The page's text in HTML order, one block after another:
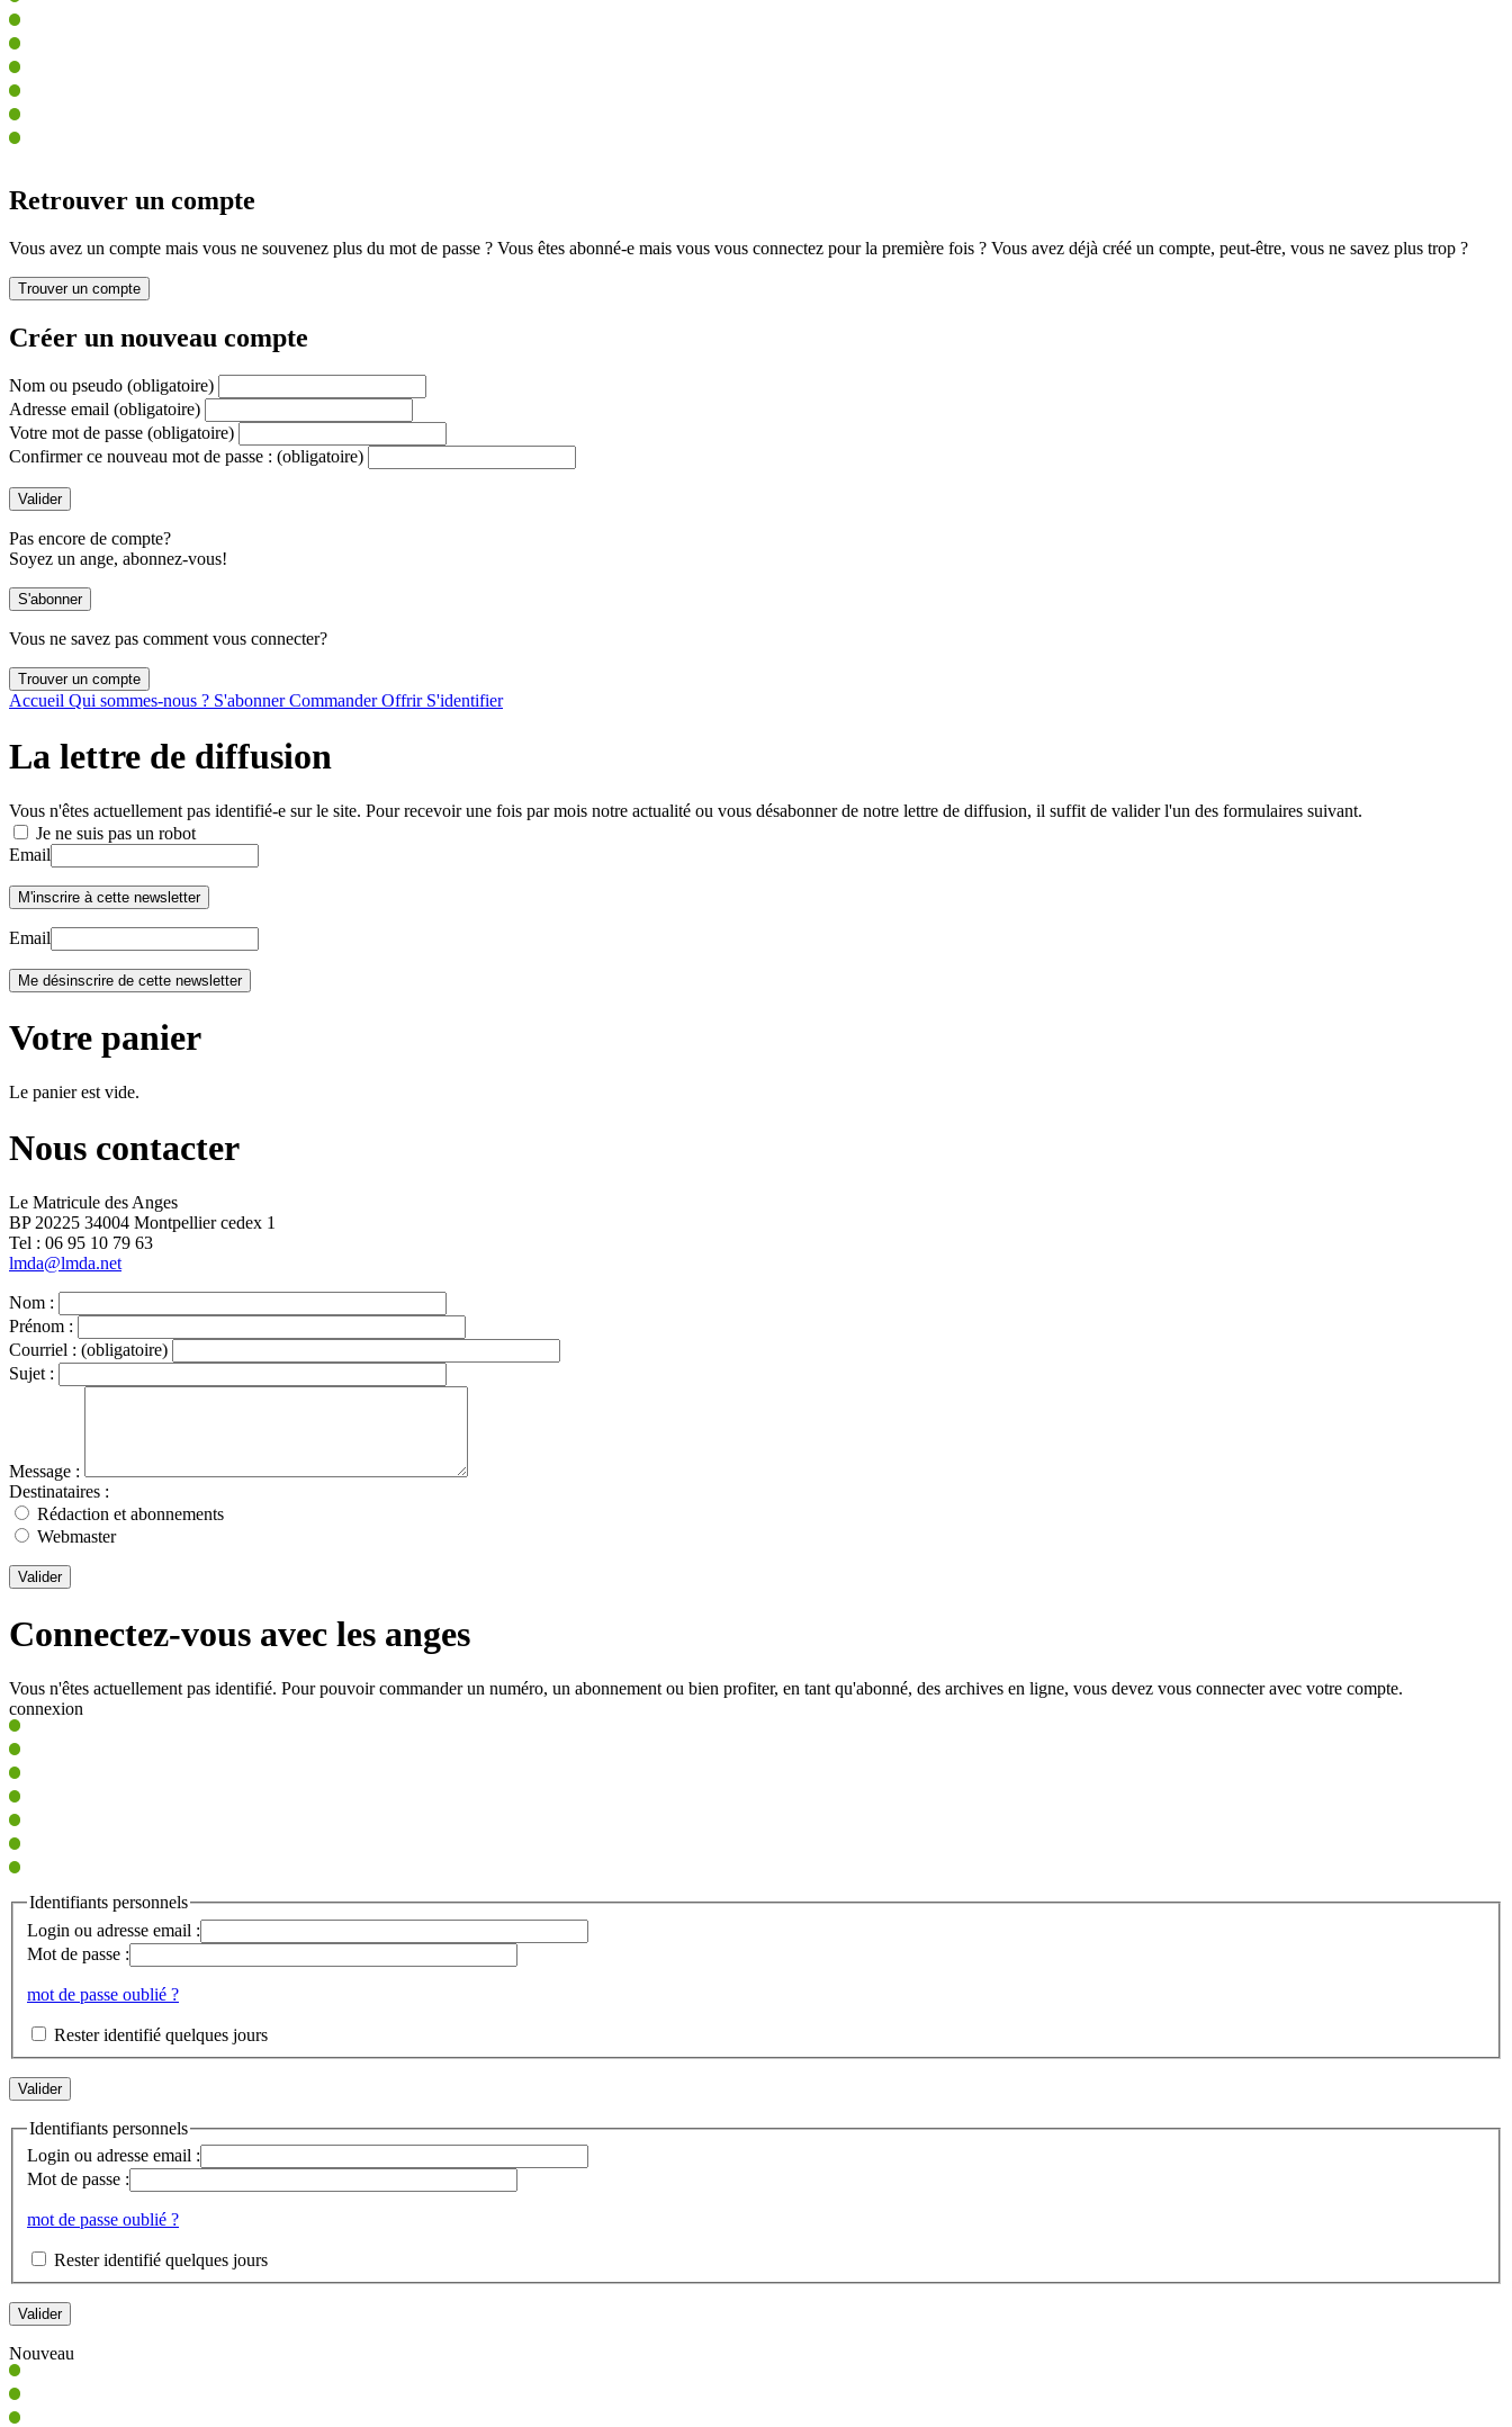
Retrouver un compte
Vous avez un compte mais vous ne souvenez plus du mot de passe ? Vous êtes abonné-e mais vous vous connectez pour la première fois ? Vous avez déjà créé un compte, peut-être, vous ne savez plus trop ?
Créer un nouveau compte
Nom ou pseudo (obligatoire)
Adresse email (obligatoire)
Votre mot de passe (obligatoire)
Confirmer ce nouveau mot de passe : (obligatoire)
Pas encore de compte?
Soyez un ange, abonnez-vous!
Vous ne savez pas comment vous connecter?
Accueil Qui sommes-nous ? S'abonnerCommanderOffrir S'identifier
La lettre de diffusion
Vous n'êtes actuellement pas identifié-e sur le site. Pour recevoir une fois par mois notre actualité ou vous désabonner de notre lettre de diffusion, il suffit de valider l'un des formulaires suivant.
Je ne suis pas un robot
Email
Email
Votre panier
Le panier est vide.
Nous contacter
Le Matricule des Anges
BP 20225 34004 Montpellier cedex 1
Tel : ‭06 95 10 79 63
lmda@lmda.net
Nom :
Prénom :
Courriel : (obligatoire)
Sujet :
Message :
Destinataires :
Rédaction et abonnements
Webmaster
Valider
Connectez-vous avec les anges
Vous n'êtes actuellement pas identifié. Pour pouvoir commander un numéro, un abonnement ou bien profiter, en tant qu'abonné, des archives en ligne, vous devez vous connecter avec votre compte.
connexion
Identifiants personnels
Login ou adresse email :
Mot de passe :
mot de passe oublié ?
Rester identifié quelques jours
Identifiants personnels
Login ou adresse email :
Mot de passe :
mot de passe oublié ?
Rester identifié quelques jours
Nouveau